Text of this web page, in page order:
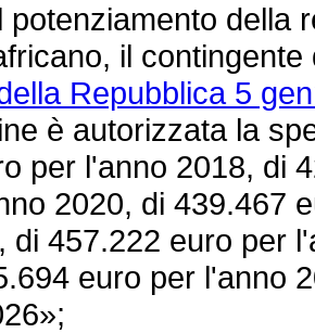
della
il
Repubblica 5
è autorizzata la
per l'anno 2018, di
2020, di 439.467
di 457.222 euro per
euro per l'anno